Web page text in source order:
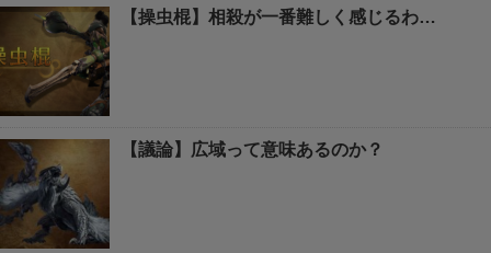
【操虫棍】相殺が一番難しく感じるわ…
【議論】広域って意味あるのか？